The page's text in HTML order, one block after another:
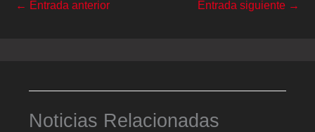
← Entrada anterior Entrada siguiente →
Noticias Relacionadas